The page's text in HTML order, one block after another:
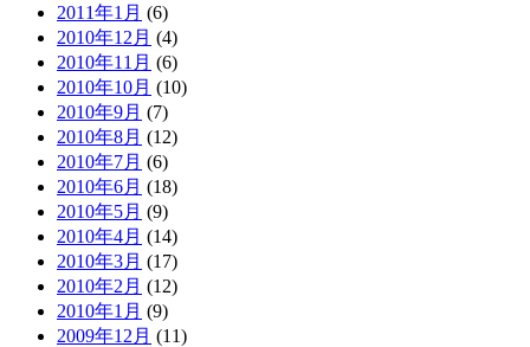
2011年1月 (6)
2010年12月 (4)
2010年11月 (6)
2010年10月 (10)
2010年9月 (7)
2010年8月 (12)
2010年7月 (6)
2010年6月 (18)
2010年5月 (9)
2010年4月 (14)
2010年3月 (17)
2010年2月 (12)
2010年1月 (9)
2009年12月 (11)